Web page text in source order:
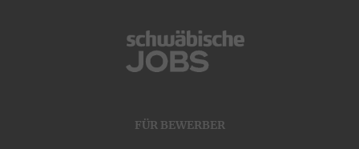
FÜR BEWERBER